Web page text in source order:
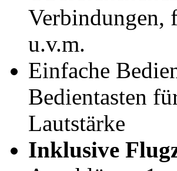
Verbindungen,
u.v.m.
Einfache
Bedientasten
Lautstärke
Inklusive